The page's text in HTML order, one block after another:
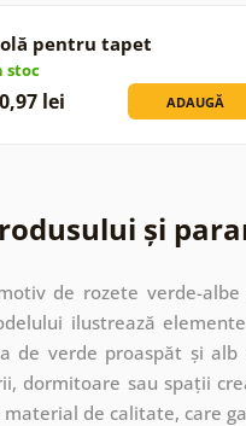
pentru tapet
stoc
lei ADAUGĂ
și
de rozete verde-
ilustrează
de verde proaspăt și
dormitoare sau spații
de calitate, care